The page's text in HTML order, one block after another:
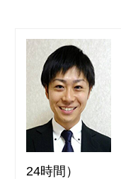
24時間）